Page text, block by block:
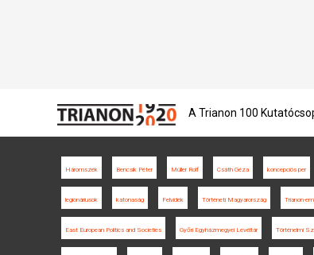
A Trianon 100
Háromszék Bencsik Péter Müller Rolf Csáth Géza koncepciós per
legionáriusok katonaság Felvidék Történeti Magyarország Trianon-
East European Politics and Societies Győri Egyházmegyei Levéltár Történelmi